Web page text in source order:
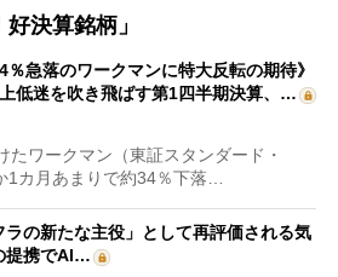
決算銘柄」
％急落のワークマンに特大反転の期待》
低迷を吹き飛ばす第1四半期決算、…
ワークマン（東証スタンダード・
1カ月あまりで約34％下落…
の新たな主役」として再評価される気
提携でAI…